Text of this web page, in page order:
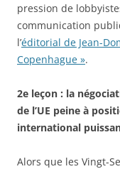
pression de
communication
l’éditorial de Jean-
Copenhague ».
2e leçon : la
de l’UE peine à
international
Alors que les Vingt-